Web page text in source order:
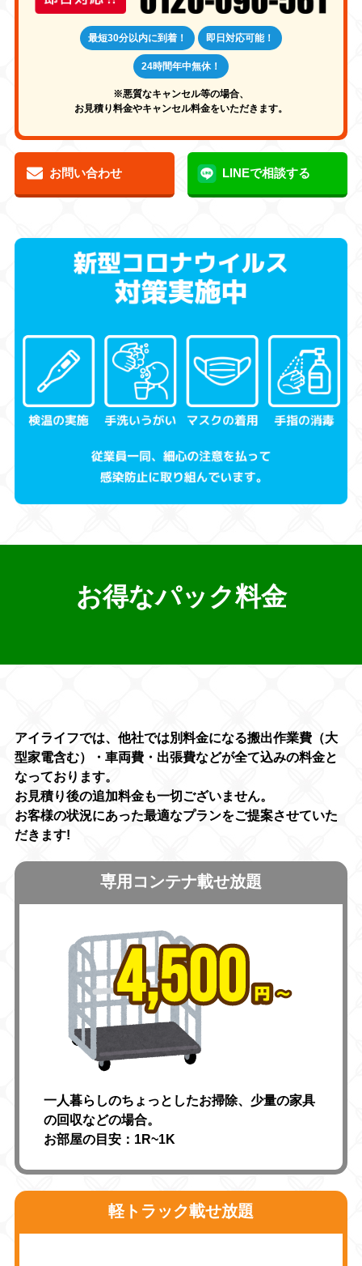
最短30分以内に到着！ 即日対応可能！
24時間年中無休！
※悪質なキャンセル等の場合、
お見積り料金やキャンセル料金をいただきます。
お問い合わせ LINEで相談する
お得なパック料金
アイライフでは、他社では別料金になる搬出作業費（大
型家電含む）・車両費・出張費などが全て込みの料金と
なっております。
お見積り後の追加料金も一切ございません。
お客様の状況にあった最適なプランをご提案させていた
だきます!
専用コンテナ載せ放題
一人暮らしのちょっとしたお掃除、少量の家具
の回収などの場合。
お部屋の目安：1R~1K
軽トラック載せ放題